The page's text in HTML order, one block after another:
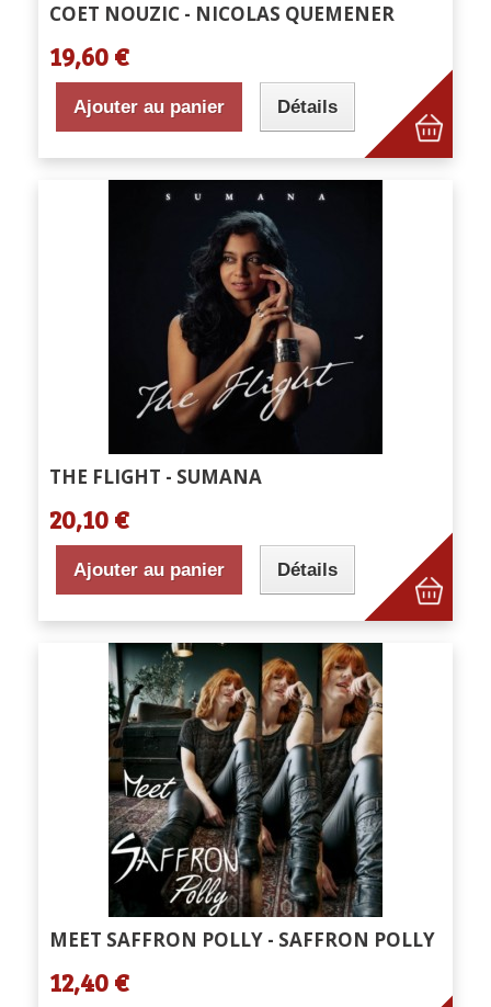
COET NOUZIC - NICOLAS QUEMENER
19,60 €
Ajouter au panier Détails
THE FLIGHT - SUMANA
20,10 €
Ajouter au panier Détails
MEET SAFFRON POLLY - SAFFRON POLLY
12,40 €